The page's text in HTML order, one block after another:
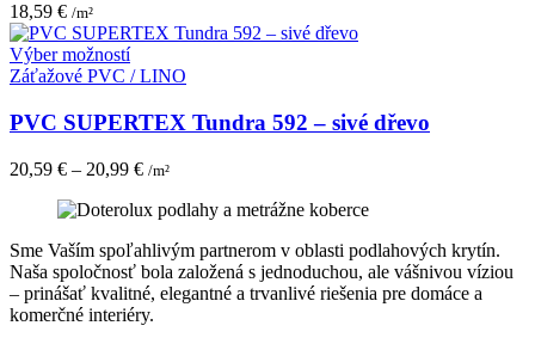
si
môžete
vybrať
na
stránke
produktu.
18,59 € /m²
Výber možnostíTento
produkt
viacero
variantov.
Možnosti
si
môžete
vybrať
na
stránke
produktu.
Záťažové PVC / LINO
PVC SUPERTEX Tundra 592 – sivé dřevo
20,59 € – 20,99 € /m²
Sme Vaším spoľahlivým partnerom v oblasti podlahových krytín.
Naša spoločnosť bola založená s jednoduchou, ale vášnivou víziou
– prinášať kvalitné, elegantné a trvanlivé riešenia pre domáce a
komerčné interiéry.